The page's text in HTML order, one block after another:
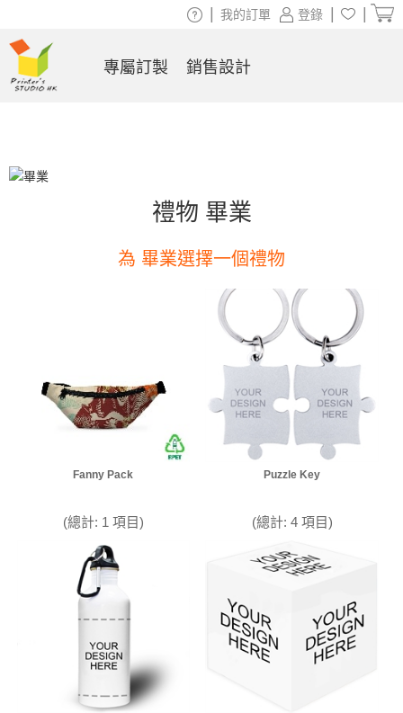
禮物 畢業
為 畢業選擇一個禮物
Fanny Pack
(總計: 1 項目)
Puzzle Key
(總計: 4 項目)
登錄
我的訂單
專屬訂製 銷售設計